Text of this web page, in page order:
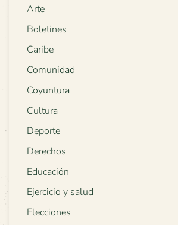
Arte
Boletines
Caribe
Comunidad
Coyuntura
Cultura
Deporte
Derechos
Educación
Ejercicio y salud
Elecciones